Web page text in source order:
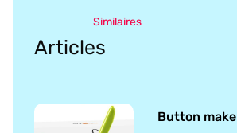
Similaires
Articles
Button